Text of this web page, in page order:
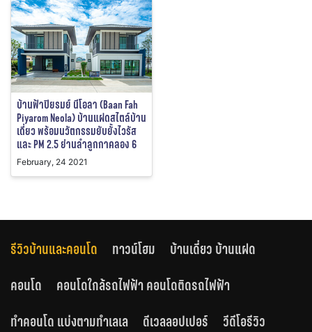
บ้านฟ้าปิยรมย์ นีโอลา (Baan Fah
Piyarom Neola) บ้านแฝดสไตล์บ้าน
เดี่ยว พร้อมนวัตกรรมยับยั้งไวรัส
และ PM 2.5 ย่านลำลูกกาคลอง 6
February, 24 2021
รีวิวบ้านและคอนโด ทาวน์โฮม
บ้านเดี่ยว บ้านแฝด
คอนโด
คอนโดใกล้รถไฟฟ้า คอนโดติดรถไฟฟ้า
ทำคอนโด แบ่งตามทำเลเล
ดีเวลลอปเปอร์ วีดีโอรีวิว